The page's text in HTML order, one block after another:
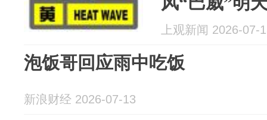
上观新闻 2026-07-
泡饭哥回应雨中吃饭
新浪财经 2026-07-13